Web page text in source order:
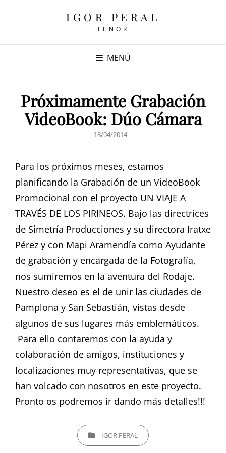
IGOR PERAL
TENOR
MENÚ
Próximamente Grabación
VideoBook: Dúo Cámara
PUBLICADO
18/04/2014
Para los próximos meses, estamos
planificando la Grabación de un VideoBook
Promocional con el proyecto UN VIAJE A
TRAVÉS DE LOS PIRINEOS. Bajo las directrices
de Simetría Producciones y su directora Iratxe
Pérez y con Mapi Aramendía como Ayudante
de grabación y encargada de la Fotografía,
nos sumiremos en la aventura del Rodaje.
Nuestro deseo es el de unir las ciudades de
Pamplona y San Sebastián, vistas desde
algunos de sus lugares más emblemáticos.
Para ello contaremos con la ayuda y
colaboración de amigos, instituciones y
localizaciones muy representativas, que se
han volcado con nosotros en este proyecto.
Pronto os podremos ir dando más detalles!!!
CATEGORÍASIGOR PERAL